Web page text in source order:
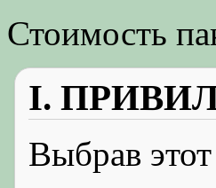
Стоимость
I.
Выбрав